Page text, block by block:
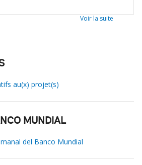
Voir la suite
au(x) projet(s)
MUNDIAL
del Banco Mundial